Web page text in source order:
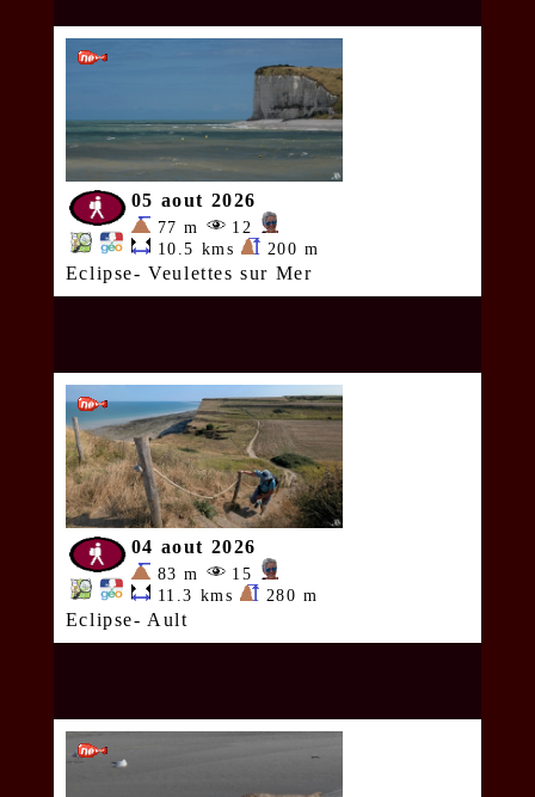
05 aout 2026
77 m
12
10.5 kms
200 m
Eclipse- Veulettes sur Mer
04 aout 2026
83 m
15
11.3 kms
280 m
Eclipse- Ault